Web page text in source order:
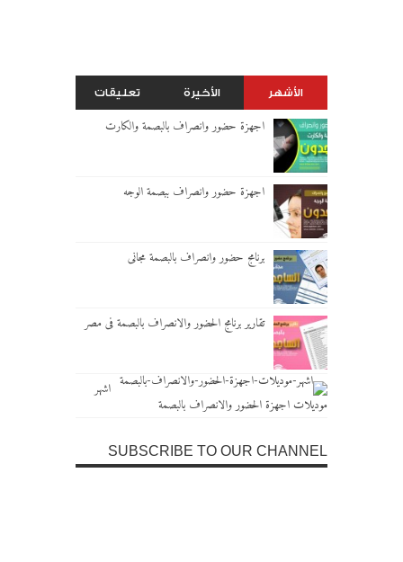
الأشهر الأخيرة تعليقات
اجهزة حضور وانصراف بالبصمة والكارت
اجهزة حضور وانصراف ببصمة الوجه
برنامج حضور وانصراف بالبصمة مجانى
تقارير برنامج الحضور والانصراف بالبصمة فى مصر
اشهر
موديلات اجهزة الحضور والانصراف بالبصمة
SUBSCRIBE TO OUR CHANNEL